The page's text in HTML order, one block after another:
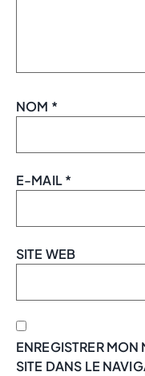
NOM *
E-MAIL*
SITE WEB
ENREGISTRER
SITE DANS LE